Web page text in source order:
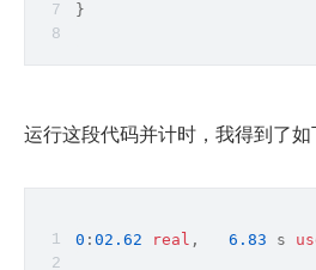
}
运行这段代码并计时，我得到了如
0 : 02.62 real , 6.83 s